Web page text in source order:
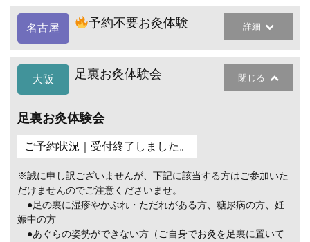
名古屋 予約不要お灸体験 詳細
大阪 足裏お灸体験会 閉じる
足裏お灸体験会
ご予約状況｜受付終了しました。
※誠に申し訳ございませんが、下記に該当する方はご参加いた
だけませんのでご注意くださいませ。
●足の裏に湿疹やかぶれ・ただれがある方、糖尿病の方、妊
娠中の方
●あぐらの姿勢ができない方（ご自身でお灸を足裏に置いて